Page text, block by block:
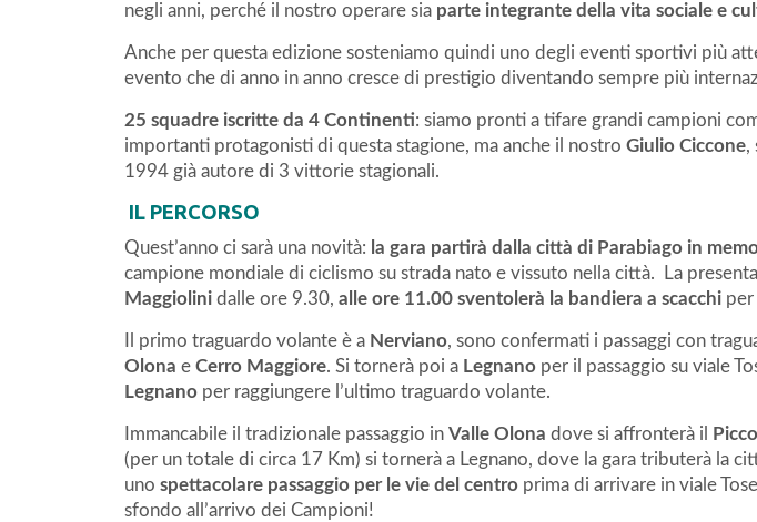
negli anni, perché il nostro operare sia parte integrante della vita sociale e
Anche per questa edizione sosteniamo quindi uno degli eventi sportivi più
evento che di anno in anno cresce di prestigio diventando sempre più
25 squadre iscritte da 4 Continenti: siamo pronti a tifare grandi campioni
importanti protagonisti di questa stagione, ma anche il nostro Giulio Ciccone,
1994 già autore di 3 vittorie stagionali.
IL PERCORSO
Quest’anno ci sarà una novità: la gara partirà dalla città di Parabiago in
campione mondiale di ciclismo su strada nato e vissuto nella città. La
Maggiolini dalle ore 9.30, alle ore 11.00 sventolerà la bandiera a scacchi per
Il primo traguardo volante è a Nerviano, sono confermati i passaggi con
Olona e Cerro Maggiore. Si tornerà poi a Legnano per il passaggio su viale
Legnano per raggiungere l’ultimo traguardo volante.
Immancabile il tradizionale passaggio in Valle Olona dove si affronterà il
(per un totale di circa 17 Km) si tornerà a Legnano, dove la gara tributerà la
uno spettacolare passaggio per le vie del centro prima di arrivare in viale
sfondo all’arrivo dei Campioni!